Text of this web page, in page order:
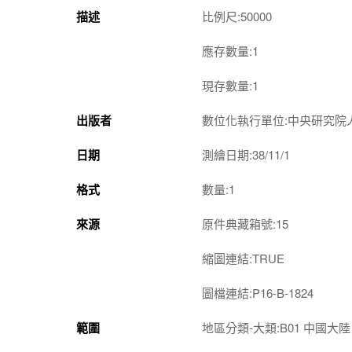
描述 比例尺:50000
應存數量:1
現存數量:1
出版者 數位化執行單位:中央研究
日期 測繪日期:38/11/1
格式 數量:1
來源 原件典藏箱號:15
縮圖連結:TRUE
圖檔連結:P16-B-1824
範圍 地區分類-大類:B01 中國大陸